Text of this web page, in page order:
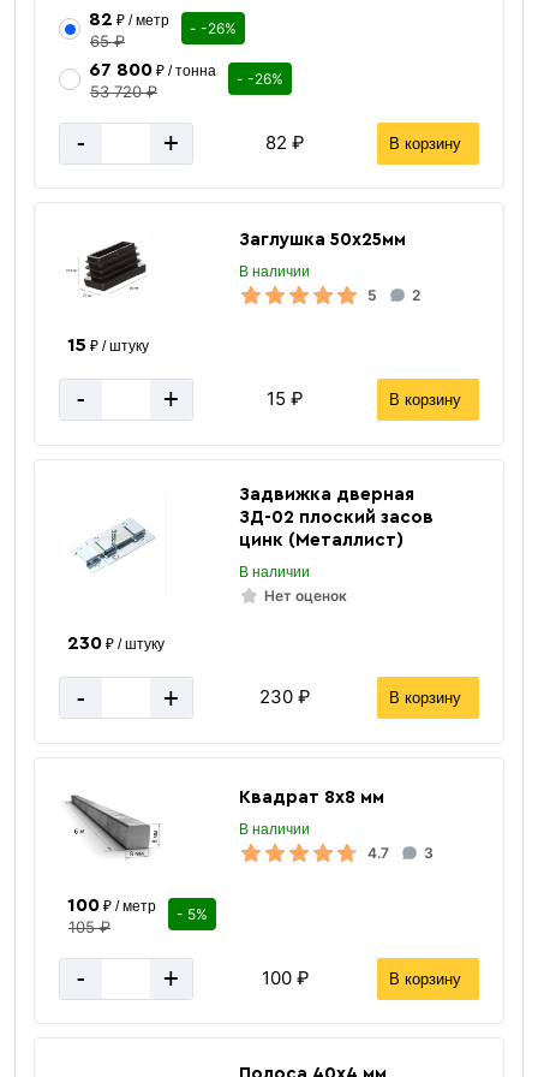
82 ₽ / метр
65 ₽
- -26%
67 800₽ / тонна
53 720 ₽
- -26%
- + 82 ₽ В корзину
Заглушка 50х25мм
В наличии
5 2
15 ₽ / штуку
- + 15 ₽ В корзину
Задвижка дверная
ЗД-02 плоский засов
цинк (Металлист)
В наличии
Нет оценок
230₽ / штуку
- + 230 ₽ В корзину
Квадрат 8х8 мм
В наличии
4.7 3
100₽ / метр
105 ₽
- 5%
- + 100 ₽ В корзину
Сетка сварная оцинкованная в рулонах
«В корзину»